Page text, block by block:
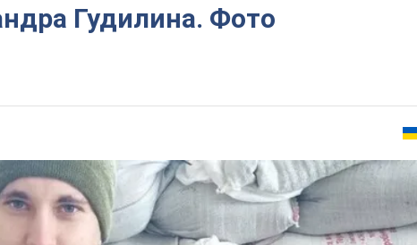
Гудилина. Фото